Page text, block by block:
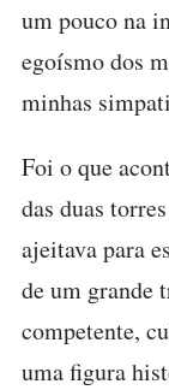
um pouco na
egoísmo dos
minhas
Foi o que
das duas
ajeitava para
de um grande
competente,
uma figura